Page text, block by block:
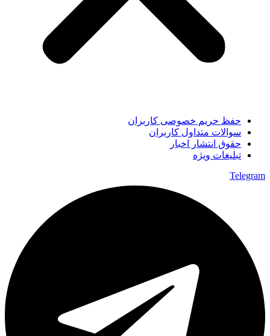
حفظ حریم خصوصی کاربران
سوالات متداول کاربران
حقوق انتشار اخبار
تبلیغات ویژه
Telegram